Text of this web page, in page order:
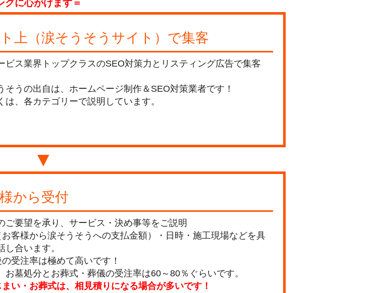
グに心がけます＝
上（涙そうそうサイト）で集客
ビス業界トップクラスのSEO対策力とリスティング広告で集客
そうの出自は、ホームページ制作＆SEO対策業者です！
、各カテゴリーで説明しています。
▼
から受付
ご要望を承り、サービス・決め事等をご説明
客様から涙そうそうへの支払金額）・日時・施工現場などを具
し合います。
受注率は極めて高いです！
墓処分とお葬式・葬儀の受注率は60～80％ぐらいです。
い・お葬式は、相見積りになる場合が多いです！